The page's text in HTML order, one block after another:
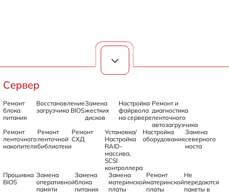
Сервер
Ремонт
блока
питания
Восстановление
загрузчика BIOS
Замена
жестких
дисков
Настройка
файрвола
на сервере
Ремонт и
диагностика
ленточного
автозагрузчика
Ремонт
ленточного
накопителя
Ремонт
ленточной
библиотеки
Ремонт
СХД
Установка/
Настройка
RAID-
массива,
SCSI
контроллера
Настройка
оборудования
Замена
северного
моста
Прошивка
BIOS
Замена
оперативной
памяти
Замена
блока
питания
Замена
материнской
платы
Ремонт
материнской
платы
Не
передаются
пакеты в